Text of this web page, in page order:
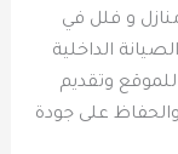
و فلل في
الداخلية
وتقديم
على جودة